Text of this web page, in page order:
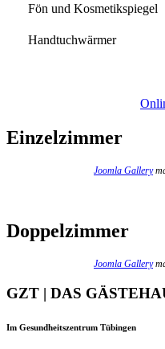
Fön und Kosmetikspiegel
Handtuchwärmer
Einzelzimmer
Joomla Gallery
Doppelzimmer
Joomla Gallery
GZT | DAS
Im Gesundheitszentrum Tübingen